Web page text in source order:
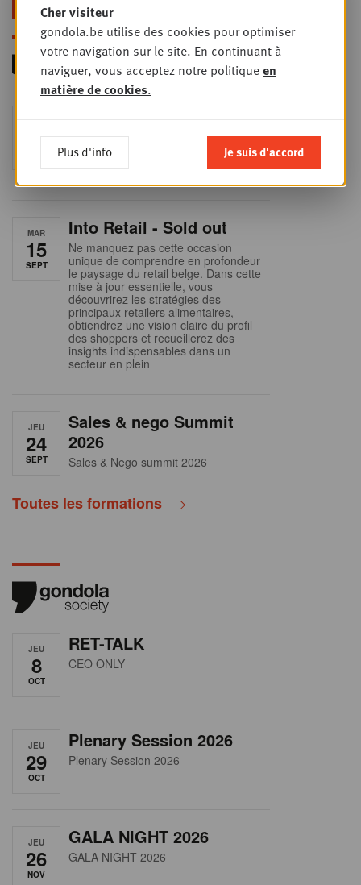
9
business planning
Intro to Negotiation: Succes aan de
onderhandelingstafel is geen toeval!
MAR
15
SEPT
Into Retail - Sold out
Ne manquez pas cette occasion
unique de comprendre en profondeur
le paysage du retail belge. Dans cette
mise à jour essentielle, vous
découvrirez les stratégies des
principaux retailers alimentaires,
obtiendrez une vision claire du profil
des shoppers et recueillerez des
insights indispensables dans un
secteur en plein
JEU
24
SEPT
Sales & nego Summit
2026
Sales & Nego summit 2026
Toutes les formations
JEU
8
OCT
RET-TALK
CEO ONLY
JEU
29
OCT
Plenary Session 2026
Plenary Session 2026
JEU
26
NOV
GALA NIGHT 2026
GALA NIGHT 2026
Cher visiteur
gondola.be utilise des cookies pour optimiser
votre navigation sur le site. En continuant à
naviguer, vous acceptez notre politiqueen
matière de cookies.
Plus d'info Je suis d'accord